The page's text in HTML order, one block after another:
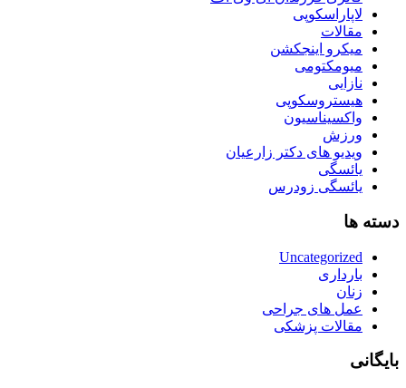
لاپاراسکوپی
مقالات
میکرو اینجکشن
میومکتومی
نازایی
هیستروسکوپی
واکسیناسیون
ورزش
ویدیو های دکتر زارعیان
یائسگی
یائسگی زودرس
دسته ها
Uncategorized
بارداری
زنان
عمل های جراحی
مقالات پزشکی
بایگانی